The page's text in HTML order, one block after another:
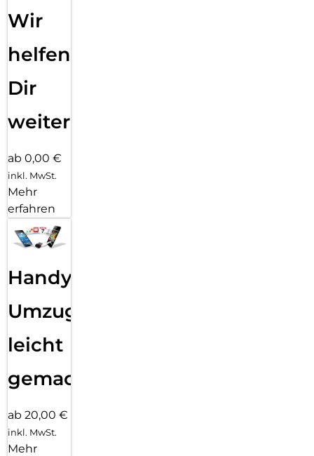
Wir
helfen
Dir
weiter
ab 0,00 €
inkl. MwSt.
Mehr
erfahren
Handy
Umzug
leicht
gemacht!
ab 20,00 €
inkl. MwSt.
Mehr